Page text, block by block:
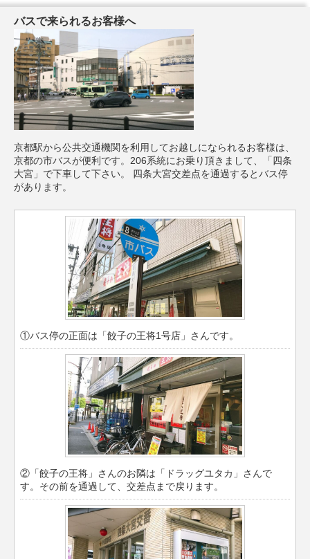
バスで来られるお客様へ
京都駅から公共交通機関を利用してお越しになられるお客様は、
京都の市バスが便利です。206系統にお乗り頂きまして、「四条
大宮」で下車して下さい。 四条大宮交差点を通過するとバス停
があります。
①バス停の正面は「餃子の王将1号店」さんです。
②「餃子の王将」さんのお隣は「ドラッグユタカ」さんで
す。その前を通過して、交差点まで戻ります。